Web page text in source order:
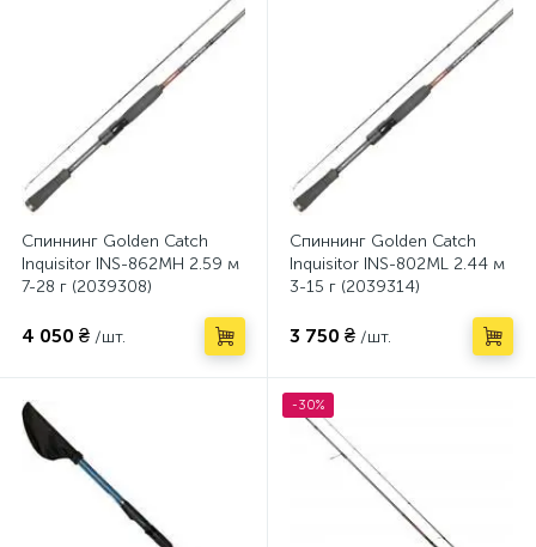
Спиннинг Golden Catch
Inquisitor INS-862MH 2.59 м
7-28 г (2039308)
4 050 ₴ /шт.
Спиннинг Golden Catch
Inquisitor INS-802ML 2.44 м
3-15 г (2039314)
3 750 ₴ /шт.
-30%